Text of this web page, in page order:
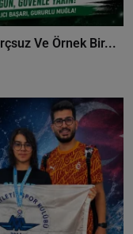
Ve Örnek Bir...